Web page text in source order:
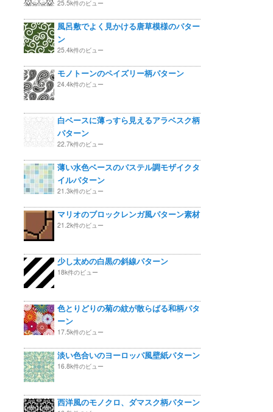
25.5k件のビュー
風呂敷でよく見かける唐草模様のパター
ン
25.4k件のビュー
モノトーンのペイズリー柄パターン
24.4k件のビュー
白ベースに薄っすら見えるアラベスク柄
パターン
22.7k件のビュー
薄い水色ベースのパステル調モザイクタ
イルパターン
21.3k件のビュー
マリオのブロックレンガ風パターン素材
21.2k件のビュー
少し太めの白黒の斜線パターン
18k件のビュー
色とりどりの菊の紋が散らばる和柄パタ
ーン
17.5k件のビュー
淡い色合いのヨーロッパ風壁紙パターン
16.8k件のビュー
西洋風のモノクロ、ダマスク柄パターン